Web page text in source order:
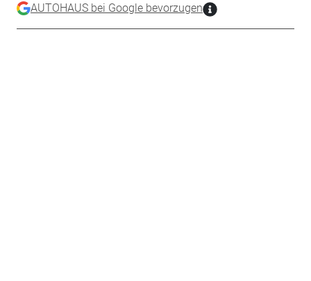
AUTOHAUS bei Google bevorzugen